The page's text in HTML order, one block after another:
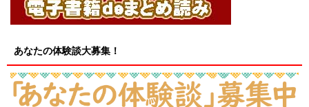
あなたの体験談大募集！